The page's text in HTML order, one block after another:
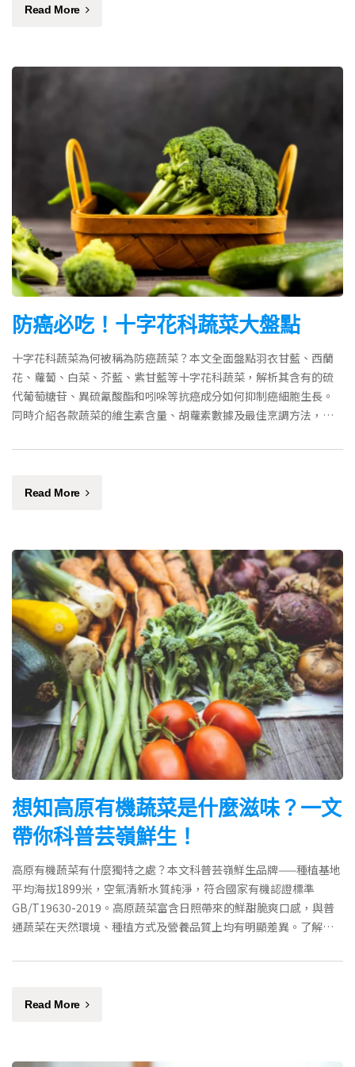
Read More
防癌必吃！十字花科蔬菜大盤點
十字花科蔬菜為何被稱為防癌蔬菜？本文全面盤點羽衣甘藍、西蘭
花、蘿蔔、白菜、芥藍、紫甘藍等十字花科蔬菜，解析其含有的硫
代葡萄糖苷、異硫氰酸酯和吲哚等抗癌成分如何抑制癌細胞生長。
同時介紹各款蔬菜的維生素含量、胡蘿素數據及最佳烹調方法，助
Read More
想知高原有機蔬菜是什麼滋味？一文
帶你科普芸嶺鮮生！
高原有機蔬菜有什麼獨特之處？本文科普芸嶺鮮生品牌——種植基地
平均海拔1899米，空氣清新水質純淨，符合國家有機認證標準
GB/T19630-2019。高原蔬菜富含日照帶來的鮮甜脆爽口感，與普
通蔬菜在天然環境、種植方式及營養品質上均有明顯差異。了解有
Read More